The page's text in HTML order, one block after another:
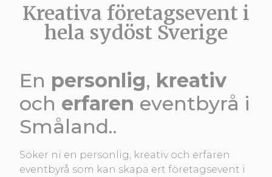
Kreativa företagsevent i
hela sydöst Sverige
En personlig, kreativ
och erfaren eventbyrå i
Småland..
Söker ni en personlig, kreativ och erfaren
eventbyrå som kan skapa ert företagsevent i